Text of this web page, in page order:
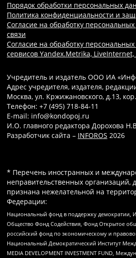
Порядок обработки персональных
Политика конфиденциальности и
Согласие на обработку
связи
Согласие на обработку
сервисов Yandex.Metrika,
Учредитель и издатель ООО ИА
Адрес учредителя, издателя,
Москва, ул. Кржижановского, д.13,
Телефон: +7 (495) 718-84-11
E-mail: info@kondopoj.ru
И.О. главного редактора Дорохова
Разработчик сайта – INFOROS 2026
* Перечень иностранных и
неправительственных организаций,
признана нежелательной на
Федерации:
Национальный фонд в поддержку демократии,
Общество Фонд Содействия, Фонд Открытое
российский фонд по экономическому и
Национальный Демократический Институт
MEDIA DEVELOPMENT INVESTMENT FUND,